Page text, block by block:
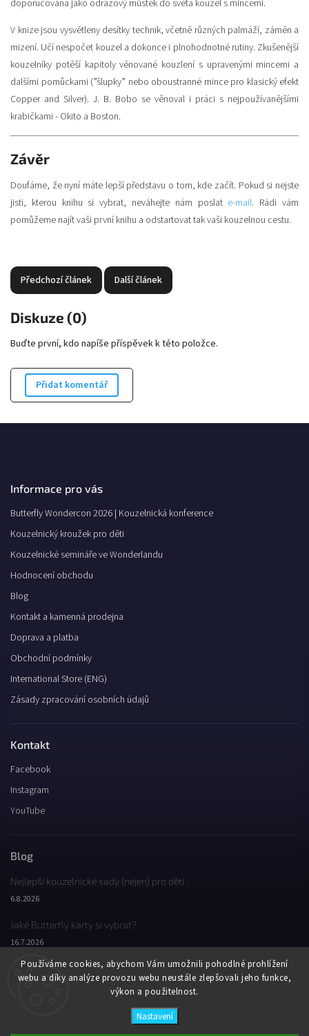
Používáme cookies, abychom Vám umožnili pohodlné prohlížení
webu a díky analýze provozu webu neustále zlepšovali jeho funkce,
výkon a použitelnost.
Nastavení
doporučována jako odrazový můstek do světa kouzel s mincemi.
V knize jsou vysvětleny desítky technik, včetně různých palmáží, záměn a
mizení. Učí nespočet kouzel a dokonce i plnohodnotné rutiny. Zkušenější
kouzelníky potěší kapitoly věnované kouzlení s upravenými mincemi a
dalšími pomůckami (”šlupky” nebo oboustranné mince pro klasický efekt
Copper and Silver). J. B. Bobo se věnoval i práci s nejpoužívanějšími
krabičkami - Okito a Boston.
Závěr
Doufáme, že nyní máte lepší představu o tom, kde začít. Pokud si nejste
jisti, kterou knihu si vybrat, neváhejte nám poslat e-mail. Rádi vám
pomůžeme najít vaši první knihu a odstartovat tak vaši kouzelnou cestu.
Předchozí článek Další článek
Diskuze (0)
Buďte první, kdo napíše příspěvek k této položce.
Přidat komentář
Informace pro vás
Butterfly Wondercon 2026 | Kouzelnická konference
Kouzelnický kroužek pro děti
Kouzelnické semináře ve Wonderlandu
Hodnocení obchodu
Blog
Kontakt a kamenná prodejna
Doprava a platba
Obchodní podmínky
International Store (ENG)
Zásady zpracování osobních údajů
Kontakt
Facebook
Instagram
YouTube
Blog
Nejlepší kouzelnické sady (nejen) pro děti
6.8.2026
Jaké Butterfly karty si vybrat?
16.7.2026
Jaký byl Butterfly Wondercon 2025?
Copyright 2026Butterfly Wonderland. Všechna práva vyhrazena.